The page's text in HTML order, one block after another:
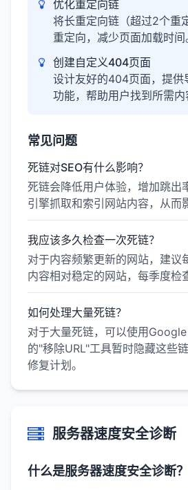
优化重定向链
将长重定向链（超过2个重
重定向，减少页面加载时间
创建自定义404页面
设计友好的404页面，提供
功能，帮助用户找到所需内
常见问题
死链对SEO有什么影响？
死链会降低用户体验，增加跳出
引擎抓取和索引网站内容，从而
我应该多久检查一次死链？
对于内容频繁更新的网站，建议
内容相对稳定的网站，每季度检
如何处理大量死链？
对于大量死链，可以使用
的"移除URL"工具暂时隐藏这些
修复计划。
服务器速度安全诊断
什么是服务器速度安全诊断？